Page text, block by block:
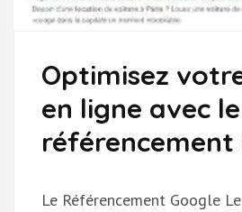
Optimisez
en ligne avec le
référencement
Le Référencement Google